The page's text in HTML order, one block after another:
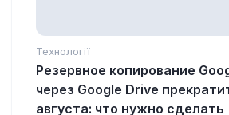
Технології
Резервное копирование
через Google Drive
августа: что нужно сделать